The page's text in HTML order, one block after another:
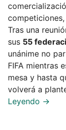
Tras una
sus 55
unánime no
FIFA mientras
mesa y hasta
volverá a